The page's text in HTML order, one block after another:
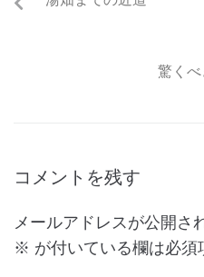
驚く
コメントを残す
メールアドレスが公開さ
※ が付いている欄は必須